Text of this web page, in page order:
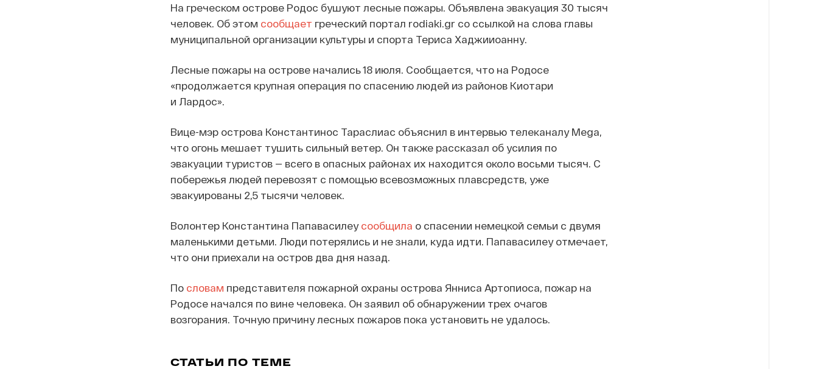
На греческом острове Родос бушуют лесные пожары. Объявлена эвакуация 30 тысяч
человек. Об этом сообщает греческий портал rodiaki.gr со ссылкой на слова главы
муниципальной организации культуры и спорта Териса Хаджииоанну.
Лесные пожары на острове начались 18 июля. Сообщается, что на Родосе
«продолжается крупная операция по спасению людей из районов Киотари
и Лардос».
Вице-мэр острова Константинос Тараслиас объяснил в интервью телеканалу Mega,
что огонь мешает тушить сильный ветер. Он также рассказал об усилия по
эвакуации туристов — всего в опасных районах их находится около восьми тысяч. С
побережья людей перевозят с помощью всевозможных плавсредств, уже
эвакуированы 2,5 тысячи человек.
Волонтер Константина Папавасилеу сообщила о спасении немецкой семьи с двумя
маленькими детьми. Люди потерялись и не знали, куда идти. Папавасилеу отмечает,
что они приехали на остров два дня назад.
По словам представителя пожарной охраны острова Янниса Артопиоса, пожар на
Родосе начался по вине человека. Он заявил об обнаружении трех очагов
возгорания. Точную причину лесных пожаров пока установить не удалось.
СТАТЬИ ПО ТЕМЕ